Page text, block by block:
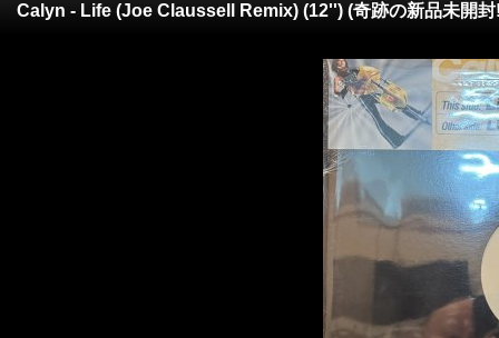
Calyn - Life (Joe Claussell Remix) (12'') (奇跡の新品未開